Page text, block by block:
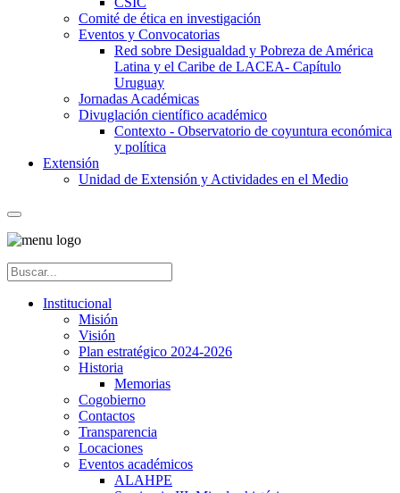
Comité de ética en investigación
Eventos y Convocatorias
Red sobre Desigualdad y Pobreza de América
Latina y el Caribe de LACEA- Capítulo
Uruguay
Jornadas Académicas
Divuglación científico académico
Contexto - Observatorio de coyuntura económica
y política
Extensión
Unidad de Extensión y Actividades en el Medio
Institucional
Misión
Visión
Plan estratégico 2024-2026
Historia
Memorias
Cogobierno
Contactos
Transparencia
Locaciones
Eventos académicos
ALAHPE